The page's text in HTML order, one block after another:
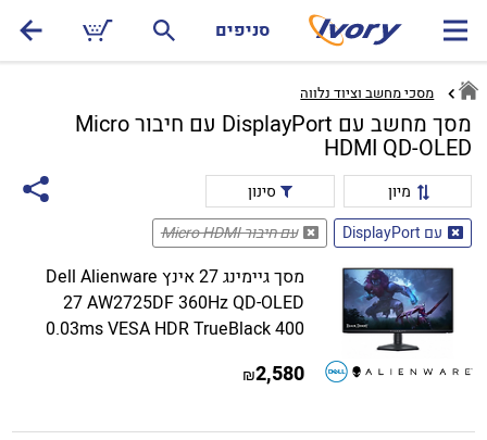
סניפים
מסכי מחשב וציוד נלווה
מסך מחשב עם DisplayPort עם חיבור Micro
HDMI QD-OLED
מיון
סינון
עם DisplayPort
עם חיבור Micro HDMI
מסך גיימינג 27 אינץ Dell Alienware
27 AW2725DF 360Hz QD-OLED
0.03ms VESA HDR TrueBlack 400
2,580
₪